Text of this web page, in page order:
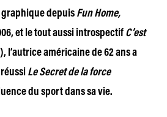
graphique depuis Fun Home,
et le tout aussi introspectif C’est
l’autrice américaine de 62 ans a
Le Secret de la force
du sport dans sa vie.